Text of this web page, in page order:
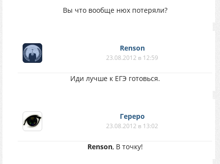
Вы что вообще нюх потеряли?
Renson
23.08.2012 в 12:59
Иди лучше к ЕГЭ готовься.
Гереро
23.08.2012 в 13:02
Renson, В точку!